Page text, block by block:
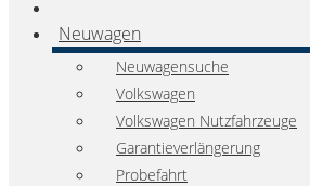
Neuwagen
Neuwagensuche
Volkswagen
Volkswagen Nutzfahrzeuge
Garantieverlängerung
Probefahrt